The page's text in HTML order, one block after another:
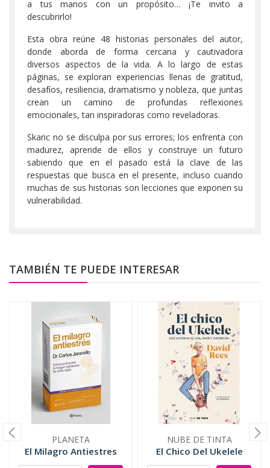
a tus manos con un propósito… ¡Te invito a
descubrirlo!
Esta obra reúne 48 historias personales del autor,
donde aborda de forma cercana y cautivadora
diversos aspectos de la vida. A lo largo de estas
páginas, se exploran experiencias llenas de gratitud,
desafíos, resiliencia, dramatismo y nobleza, que juntas
crean un camino de profundas reflexiones
emocionales, tan inspiradoras como reveladoras.
Skaric no se disculpa por sus errores; los enfrenta con
madurez, aprende de ellos y construye un futuro
sabiendo que en el pasado está la clave de las
respuestas que busca en el presente, incluso cuando
muchas de sus historias son lecciones que exponen su
vulnerabilidad.
TAMBIÉN TE PUEDE INTERESAR
PLANETA
El Milagro Antiestres
NUBE DE TINTA
El Chico Del Ukelele